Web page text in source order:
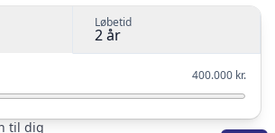
Løbetid
2 år
400.000 kr.
til dig